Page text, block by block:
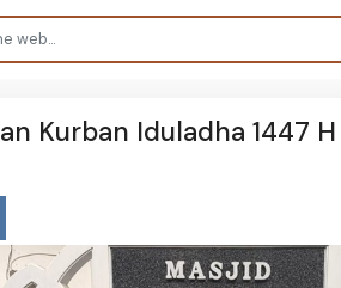
Kurban Iduladha 1447 H